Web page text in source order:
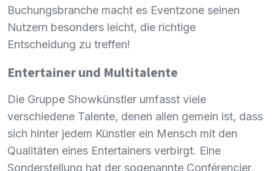
Buchungsbranche macht es Eventzone seinen
Nutzern besonders leicht, die richtige
Entscheidung zu treffen!
Entertainer und Multitalente
Die Gruppe Showkünstler umfasst viele
verschiedene Talente, denen allen gemein ist, dass
sich hinter jedem Künstler ein Mensch mit den
Qualitäten eines Entertainers verbirgt. Eine
Sonderstellung hat der sogenannte Conférencier,